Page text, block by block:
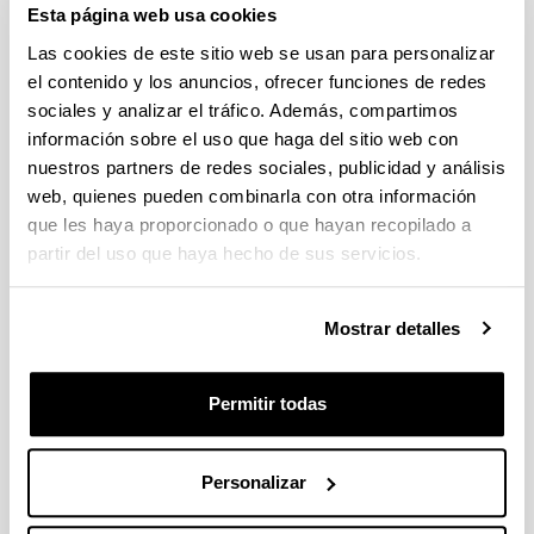
Esta página web usa cookies
Las cookies de este sitio web se usan para personalizar
el contenido y los anuncios, ofrecer funciones de redes
sociales y analizar el tráfico. Además, compartimos
información sobre el uso que haga del sitio web con
nuestros partners de redes sociales, publicidad y análisis
web, quienes pueden combinarla con otra información
que les haya proporcionado o que hayan recopilado a
partir del uso que haya hecho de sus servicios.
Mostrar detalles
Permitir todas
Personalizar
Escriba aquí su sugerencia o solicitud
Indica campos obligatorios